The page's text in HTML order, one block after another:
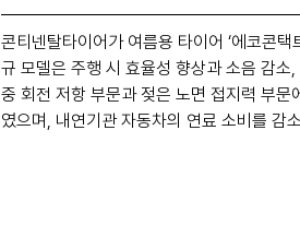
콘티넨탈타이어가 여름용 타이어 ‘에코콘
규 모델은 주행 시 효율성 향상과 소음 감
중 회전 저항 부문과 젖은 노면 접지력 부문
였으며, 내연기관 자동차의 연료 소비를 감